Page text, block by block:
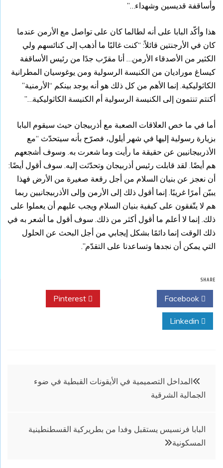
وأساقفة قديسين وشهداء…”
هذا وأكّد البابا على أنه لطالما كان على تواصل مع الأرمن عندما
كان في الأرجنتين قائلاً: “كنت غالبًا ما أذهب إلى كنائسهم ولي
الكثير من الأصدقاء الأرمن… أنا مقرّب جدًا من رئيس الأساقفة
كيساغ موراديان من الكنيسة الرسولية ومن يوغوسيان المطرانية
الكاثوليكية. إنما الأهم من كل ذلك هو أنه يوجد بينكم “الأرمنية”
أكنتم تنتمون إلى الكنيسة الرسولية أم الكنيسة الكاثوليكية…”
أما في ما خص العلاقات الصعبة مع أذربيجان حيث سيقوم البابا
بزيارة رسولية إليها في شهر أيلول، فصرّح بأنه سيتحدّث “مع
الأذربيجانيين عن حقيقة ما رأيت وما شعرت به. وسوف أشجعهم
هم أيضًا. لقد قابلت رئيس أذربيجان وتحدّثت إليه. سوف أقول أيضًا:
أن نعجز عن بنيان السلام من أجل رقعة صغيرة من الأرض فهذا
يبيّن أمرًا غريبًا. إنما أقول ذلك إلى الأرمن وإلى الأذربيجانيين ربما
هم لا يتّفقون على كيفية بنيان السلام ويجب عليهم أن يعملوا على
ذلك. إنما لا أعلم ما أقول أكثر من ذلك. سوف أقول ما أشعر به في
ذلك الوقت إنما دائمًا بشكل إيجابي من أجل البحث عن الحلول
التي يمكن أن نجدها وتساعدنا على التقدّم”.
SHARE
تصفّح
المقالات
المداخل التصميمية في الأيقونات القبطية في ضوء
الجمالية الشرقية
البابا فرنسيس يستقبل وفدا من بطريركية القسطنطينية
المسكونية